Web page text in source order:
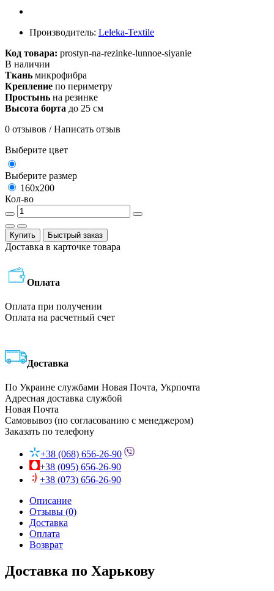
Производитель: Leleka-Textile
Код товара: prostyn-na-rezinke-lunnoe-siyanie
В наличии
Ткань микрофибра
Крепление по периметру
Простынь на резинке
Высота борта до 25 см
0 отзывов /Написать отзыв
Выберите цвет
Выберите размер
160х200
Кол-во
Купить Быстрый заказ
Доставка в карточке товара
Оплата
Оплата при получении
Оплата на расчетный счет
Доставка
По Украине службами Новая Почта, Укрпочта
Адресная доставка службой
Новая Почта
Самовывоз (по согласованию с менеджером)
Заказать по телефону
+38 (068) 656-26-90
+38 (095) 656-26-90
+38 (073) 656-26-90
Описание
Отзывы (0)
Доставка
Оплата
Возврат
Доставка по Харькову